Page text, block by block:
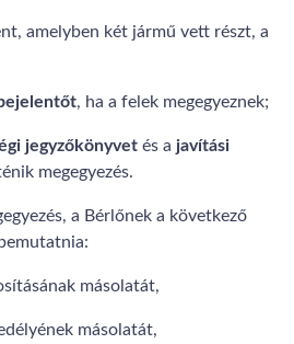
amelyben két jármű vett részt, a
, ha a felek megegyeznek;
jegyzőkönyvet és a javítási
megegyezés.
a Bérlőnek a következő
másolatát,
másolatát,